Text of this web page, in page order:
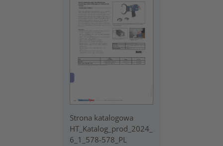
Strona katalogowa
HT_Katalog_prod_2024_
6_1_578-578_PL